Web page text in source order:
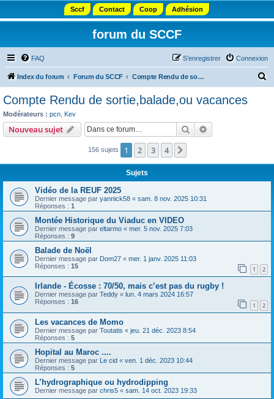
Sccf Contact Coop Adhésion
forum du SCCF
FAQ Connexion
S’enregistrer
Index du forum Forum du SCCF Compte Rendu de sortie,balade,ou vacances
c
Compte Rendu de sortie,balade,ou vacances
Modérateurs : pcn Kev
Nouveau sujet Rechercher
156 sujets 1 2 3 4
Sujets
Vidéo de la REUF 2025
Dernier message par yannick58 « sam. 8 nov. 2025 10:31
Réponses : 1
Montée Historique du Viaduc en VIDEO
Dernier message par eltarmo « mer. 5 nov. 2025 7:03
Réponses : 9
Balade de Noël
Dernier message par Dom27 « mer. 1 janv. 2025 11:03
Réponses : 15 1 2
Irlande - Écosse : 70/50, mais c’est pas du rugby !
Dernier message par Teddy « lun. 4 mars 2024 16:57
Réponses : 16 1 2
Les vacances de Momo
Dernier message par Toutatis « jeu. 21 déc. 2023 8:54
Réponses : 5
Hopital au Maroc ....
Dernier message par Le cid « ven. 1 déc. 2023 10:44
Réponses : 5
L’hydrographique ou hydrodipping
Dernier message par chris5 « sam. 14 oct. 2023 19:33